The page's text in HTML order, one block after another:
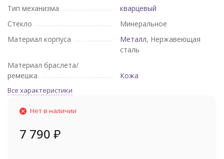
Тип механизма
кварцевый
Стекло
Минеральное
Материал корпуса
Металл, Нержавеющая
сталь
Материал браслета/
ремешка
Кожа
Все характеристики
Нет в наличии
7 790 ₽